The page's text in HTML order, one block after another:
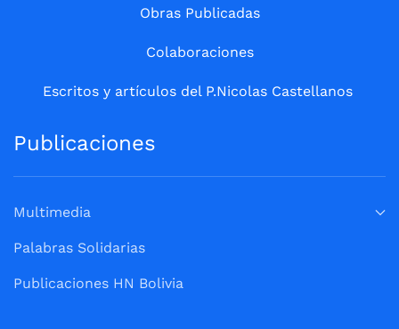
Obras Publicadas
Colaboraciones
Escritos y artículos del P.Nicolas Castellanos
Publicaciones
Multimedia
Palabras Solidarias
Publicaciones HN Bolivia